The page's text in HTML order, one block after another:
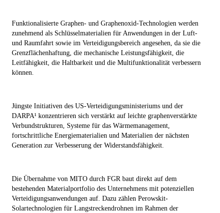
Funktionalisierte Graphen- und Graphenoxid-Technologien werden
zunehmend als Schlüsselmaterialien für Anwendungen in der Luft-
und Raumfahrt sowie im Verteidigungsbereich angesehen, da sie die
Grenzflächenhaftung, die mechanische Leistungsfähigkeit, die
Leitfähigkeit, die Haltbarkeit und die Multifunktionalität verbessern
können.
Jüngste Initiativen des US-Verteidigungsministeriums und der
DARPA¹ konzentrieren sich verstärkt auf leichte graphenverstärkte
Verbundstrukturen, Systeme für das Wärmemanagement,
fortschrittliche Energiematerialien und Materialien der nächsten
Generation zur Verbesserung der Widerstandsfähigkeit.
Die Übernahme von MITO durch FGR baut direkt auf dem
bestehenden Materialportfolio des Unternehmens mit potenziellen
Verteidigungsanwendungen auf. Dazu zählen Perowskit-
Solartechnologien für Langstreckendrohnen im Rahmen der